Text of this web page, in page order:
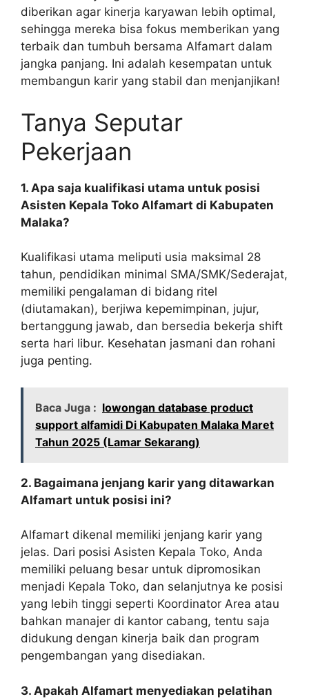
diberikan agar kinerja karyawan lebih optimal,
sehingga mereka bisa fokus memberikan yang
terbaik dan tumbuh bersama Alfamart dalam
jangka panjang. Ini adalah kesempatan untuk
membangun karir yang stabil dan menjanjikan!
Tanya Seputar
Pekerjaan
1. Apa saja kualifikasi utama untuk posisi
Asisten Kepala Toko Alfamart di Kabupaten
Malaka?
Kualifikasi utama meliputi usia maksimal 28
tahun, pendidikan minimal SMA/SMK/Sederajat,
memiliki pengalaman di bidang ritel
(diutamakan), berjiwa kepemimpinan, jujur,
bertanggung jawab, dan bersedia bekerja shift
serta hari libur. Kesehatan jasmani dan rohani
juga penting.
Baca Juga : lowongan database product
support alfamidi Di Kabupaten Malaka Maret
Tahun 2025 (Lamar Sekarang)
2. Bagaimana jenjang karir yang ditawarkan
Alfamart untuk posisi ini?
Alfamart dikenal memiliki jenjang karir yang
jelas. Dari posisi Asisten Kepala Toko, Anda
memiliki peluang besar untuk dipromosikan
menjadi Kepala Toko, dan selanjutnya ke posisi
yang lebih tinggi seperti Koordinator Area atau
bahkan manajer di kantor cabang, tentu saja
didukung dengan kinerja baik dan program
pengembangan yang disediakan.
3. Apakah Alfamart menyediakan pelatihan